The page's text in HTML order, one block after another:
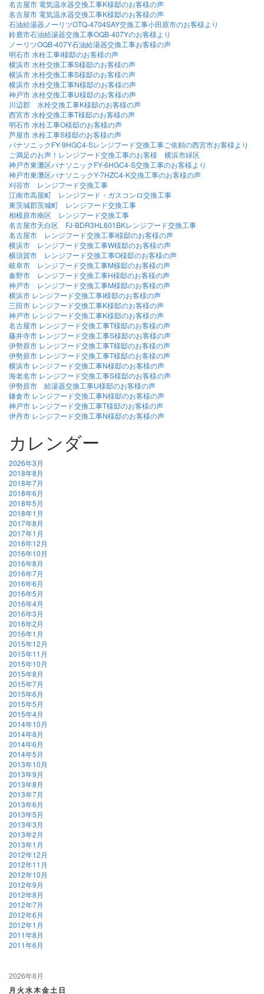
名古屋市 電気温水器交換工事K様邸のお客様の声
名古屋市 電気温水器交換工事K様邸のお客様の声
石油給湯器ノーリツOTQ-4704SAY交換工事小田原市のお客様より
鈴鹿市石油給湯器交換工事OQB-407Yのお客様より
ノーリツOQB-407Y石油給湯器交換工事お客様の声
明石市 水栓工事I様邸のお客様の声
横浜市 水栓交換工事S様邸のお客様の声
横浜市 水栓交換工事S様邸のお客様の声
横浜市 水栓交換工事N様邸のお客様の声
神戸市 水栓交換工事U様邸のお客様の声
川辺郡 水栓交換工事K様邸のお客様の声
西宮市 水栓交換工事T様邸のお客様の声
明石市 水栓工事O様邸のお客様の声
芦屋市 水栓工事S様邸のお客様の声
パナソニックFY-9HGC4-Sレンジフード交換工事ご依頼の西宮市お客様より
ご満足のお声！レンジフード交換工事のお客様 横浜市緑区
神戸市東灘区パナソニックFY-6HGC4-S交換工事のお客様より
神戸市東灘区パナソニックY-7HZC4-K交換工事のお客様の声
刈谷市 レンジフード交換工事
江南市高屋町 レンジフード・ガスコンロ交換工事
東茨城郡茨城町 レンジフード交換工事
相模原市南区 レンジフード交換工事
名古屋市天白区 FJ-BDR3HL601BKレンジフード交換工事
名古屋市 レンジフード交換工事I様邸のお客様の声
横浜市 レンジフード交換工事W様邸のお客様の声
横須賀市 レンジフード交換工事O様邸のお客様の声
岐阜市 レンジフード交換工事M様邸のお客様の声
秦野市 レンジフード交換工事H様邸のお客様の声
神戸市 レンジフード交換工事M様邸のお客様の声
横浜市 レンジフード交換工事I様邸のお客様の声
三田市 レンジフード交換工事K様邸のお客様の声
神戸市 レンジフード交換工事K様邸のお客様の声
名古屋市 レンジフード交換工事T様邸のお客様の声
藤井寺市 レンジフード交換工事S様邸のお客様の声
伊勢原市 レンジフード交換工事T様邸のお客様の声
伊勢原市 レンジフード交換工事T様邸のお客様の声
横浜市 レンジフード交換工事N様邸のお客様の声
海老名市 レンジフード交換工事S様邸のお客様の声
伊勢原市 給湯器交換工事U様邸のお客様の声
鎌倉市 レンジフード交換工事N様邸のお客様の声
神戸市 レンジフード交換工事T様邸のお客様の声
伊丹市 レンジフード交換工事N様邸のお客様の声
カレンダー
2026年3月
2018年8月
2018年7月
2018年6月
2018年5月
2018年1月
2017年8月
2017年1月
2016年12月
2016年10月
2016年8月
2016年7月
2016年6月
2016年5月
2016年4月
2016年3月
2016年2月
2016年1月
2015年12月
2015年11月
2015年10月
2015年8月
2015年7月
2015年6月
2015年5月
2015年4月
2014年10月
2014年8月
2014年6月
2014年5月
2013年10月
2013年9月
2013年8月
2013年7月
2013年6月
2013年5月
2013年3月
2013年2月
2013年1月
2012年12月
2012年11月
2012年10月
2012年9月
2012年8月
2012年7月
2012年6月
2012年1月
2011年8月
2011年6月
2026年8月
月 火水木金土 日